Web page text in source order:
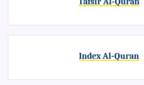
Index Al-Quran